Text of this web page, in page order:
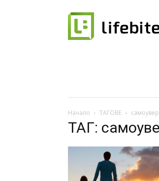
Начало ТАГОВЕ
ТАГ: